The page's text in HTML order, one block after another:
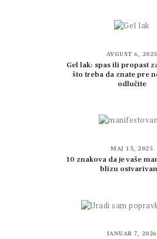
AVGUST 6, 2025
Gel lak: spas ili propast
što treba da znate pre
odlučite
MAJ 13, 2025
10 znakova da je vaše
blizu
JANUAR 7, 2026